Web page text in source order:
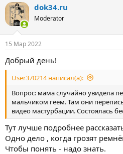
dok34.ru
Moderator
15 Мар 2022
Добрый день!
User370214 написал(а):
Вопрос: мама случайно увидела
мальчиком геем. Там они
видео мастурбации. Состоялась
Тут лучше подробнее
Одно дело , когда грозят
Чтобы понять - надо знать.